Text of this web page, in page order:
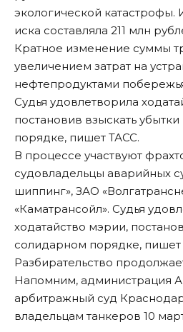
экологической катастрофы.
иска составляла 211 млн
Кратное изменение суммы
увеличением затрат на
нефтепродуктами
Судья удовлетворила
постановив взыскать
порядке, пишет ТАСС.
В процессе участвуют
судовладельцы аварийных
шиппинг», ЗАО
«Каматрансойл». Судья
ходатайство мэрии,
солидарном порядке, пишет
Разбирательство
Напомним, администрация
арбитражный суд
владельцам танкеров 10